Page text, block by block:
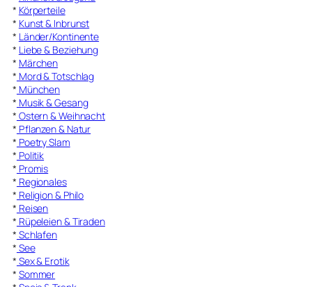
* Körperteile
* Kunst & Inbrunst
* Länder/Kontinente
* Liebe & Beziehung
* Märchen
* Mord & Totschlag
* München
* Musik & Gesang
* Ostern & Weihnacht
* Pflanzen & Natur
* Poetry Slam
* Politik
* Promis
* Regionales
* Religion & Philo
* Reisen
* Rüpeleien & Tiraden
* Schlafen
* See
* Sex & Erotik
* Sommer